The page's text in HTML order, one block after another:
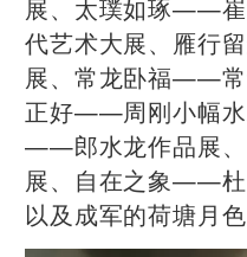
展、太璞如琢——崔
代艺术大展、雁行
展、常龙卧福——常
正好——周刚小幅水
——郎水龙作品展
展、自在之象——杜
以及成军的荷塘月